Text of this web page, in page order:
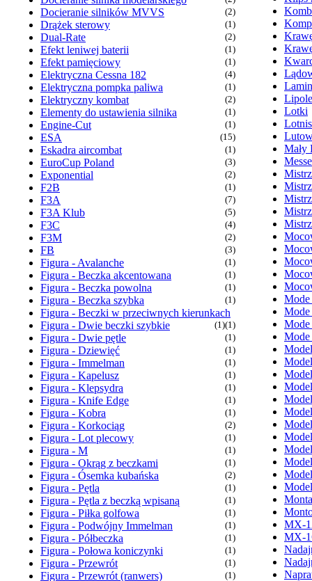
Docieranie silników MVVS (2)
Drążek sterowy (1)
Dual-Rate (2)
Efekt leniwej baterii (1)
Efekt pamięciowy (1)
Elektryczna Cessna 182 (4)
Elektryczna pompka paliwa (1)
Elektryczny kombat (2)
Elementy do ustawienia silnika (1)
Engine-Cut (1)
ESA (15)
Eskadra aircombat (1)
EuroCup Poland (3)
Exponential (2)
F2B (1)
F3A (7)
F3A Klub (5)
F3C (4)
F3M (2)
FB (3)
Figura - Avalanche (1)
Figura - Beczka akcentowana (1)
Figura - Beczka powolna (1)
Figura - Beczka szybka (1)
Figura - Beczki w przeciwnych kierunkach
(1)
Figura - Dwie beczki szybkie (1)
Figura - Dwie pętle (1)
Figura - Dziewięć (1)
Figura - Immelman (1)
Figura - Kapelusz (1)
Figura - Klepsydra (1)
Figura - Knife Edge (1)
Figura - Kobra (1)
Figura - Korkociąg (2)
Figura - Lot plecowy (1)
Figura - M (1)
Figura - Okrąg z beczkami (1)
Figura - Ósemka kubańska (2)
Figura - Pętla (1)
Figura - Pętla z beczką wpisaną (1)
Figura - Piłka golfowa (1)
Figura - Podwójny Immelman (1)
Figura - Półbeczka (1)
Figura - Połowa koniczynki (1)
Figura - Przewrót (1)
Figura - Przewrót (ranwers) (1)
Lipole
Lotki
Mały
Mode
Mode
Mode
Mode
MX-
MX-